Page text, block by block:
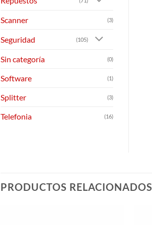
Scanner (3)
Seguridad (105)
Sin categoría (0)
Software (1)
Splitter (3)
Telefonia (16)
PRODUCTOS RELACIONADOS